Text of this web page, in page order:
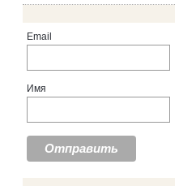
Email
Имя